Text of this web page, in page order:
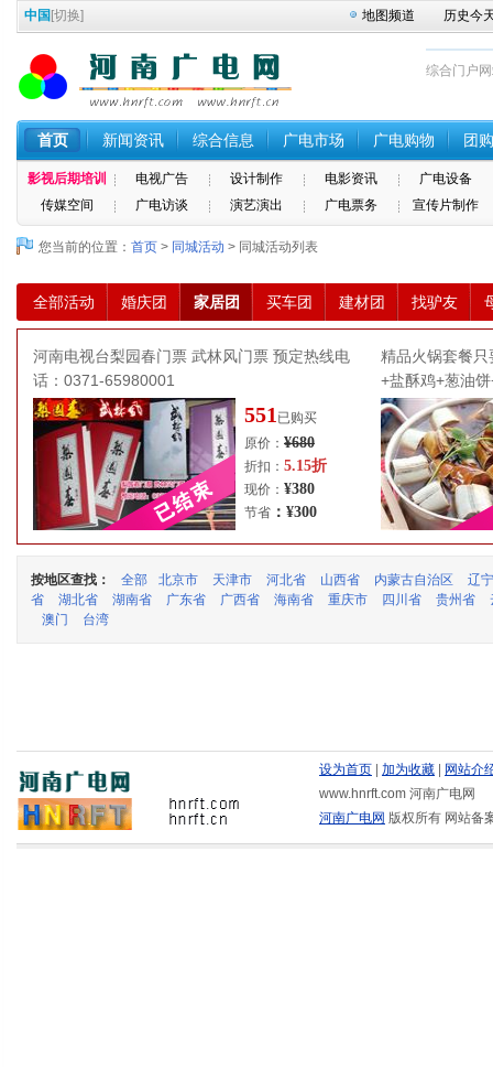
中国 [切换] 地图频道 历史今
综合门户
首页 新闻资讯 综合信息 广电市场 广电购物 团
影视后期培训 电视广告 设计制作 电影资讯
广电设备
传媒空间
广电访谈 演艺演出 广电票务 宣传片制作
您当前的位置： 首页 > 同城活动 > 同城活动列表
全部活动 婚庆团 家居团 买车团 建材团 找驴友
河南电视台梨园春门票 武林风门票 预定热线电
话：0371-65980001
551 已购买
原价： ¥680
折扣： 5.15折
现价： ¥380
节省 ：¥300
精品火锅套餐
+盐酥鸡+葱油
按地区查找： 全部 北京市 天津市 河北省 山西省 内蒙古自治区
辽
省
湖北省 湖南省 广东省 广西省 海南省 重庆市 四川省 贵州省
澳门
台湾
设为首页 加为收藏
网站介
www.hnrft.com 河南广电网
河南广电网 版权所有 网站备